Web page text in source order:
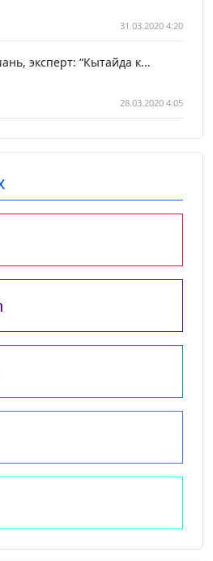
31.03.2020 4:20
эксперт: “Кытайда к...
28.03.2020 4:05